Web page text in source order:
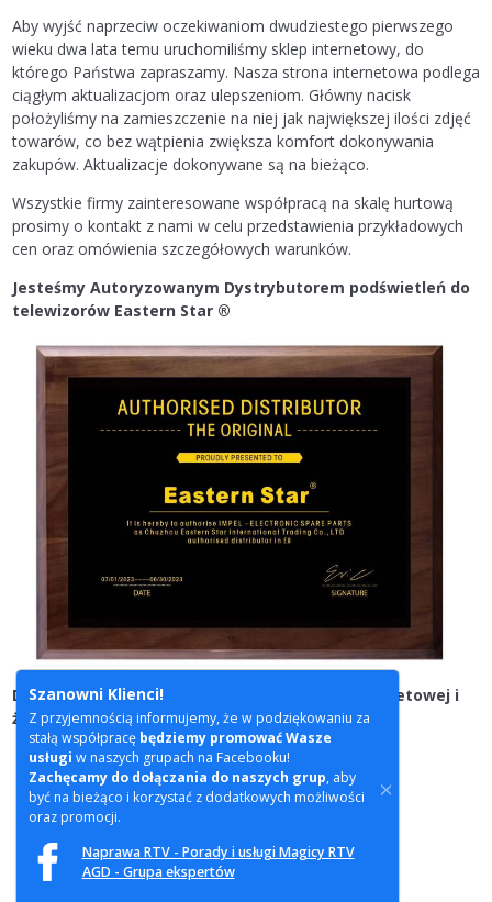
Aby wyjść naprzeciw oczekiwaniom dwudziestego pierwszego
wieku dwa lata temu uruchomiliśmy sklep internetowy, do
którego Państwa zapraszamy. Nasza strona internetowa podlega
ciągłym aktualizacjom oraz ulepszeniom. Główny nacisk
położyliśmy na zamieszczenie na niej jak największej ilości zdjęć
towarów, co bez wątpienia zwiększa komfort dokonywania
zakupów. Aktualizacje dokonywane są na bieżąco.
Wszystkie firmy zainteresowane współpracą na skalę hurtową
prosimy o kontakt z nami w celu przedstawienia przykładowych
cen oraz omówienia szczegółowych warunków.
Jesteśmy Autoryzowanym Dystrybutorem podświetleń do
telewizorów Eastern Star ®
Dziękujemy za odwiedzenie naszej strony internetowej i
życzymy udanych zakupów.
Szanowni Klienci!
Z przyjemnością informujemy, że w podziękowaniu za
stałą współpracę będziemy promować Wasze
usługi w naszych grupach na Facebooku!
Zachęcamy do dołączania do naszych grup, aby
być na bieżąco i korzystać z dodatkowych możliwości
oraz promocji.
Naprawa RTV - Porady i usługi Magicy RTV
AGD - Grupa ekspertów